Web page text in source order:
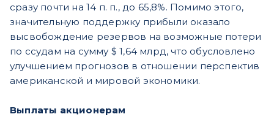
сразу почти на 14 п. п., до 65,8%. Помимо этого,
значительную поддержку прибыли оказало
высвобождение резервов на возможные потери
по ссудам на сумму $ 1,64 млрд, что обусловлено
улучшением прогнозов в отношении перспектив
американской и мировой экономики.
Выплаты акционерам